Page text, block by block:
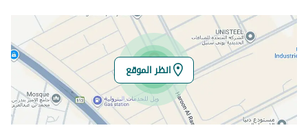
خط العرض
24.603774679088634
خط الطول
46.841954002942565
تفاصيل العقار
انظر الموقع